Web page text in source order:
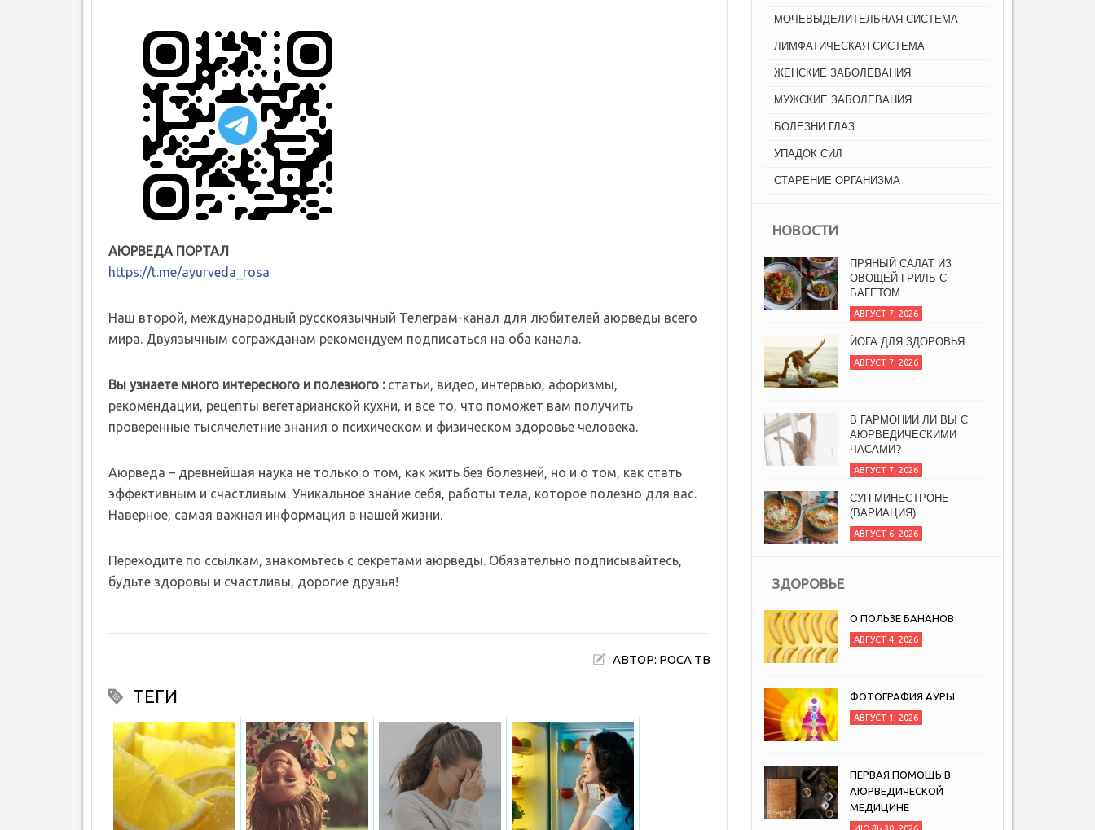
АЮРВЕДА ПОРТАЛ
https://t.me/ayurveda_rosa
Наш второй, международный русскоязычный Телеграм-канал для любителей аюрведы всего
мира. Двуязычным согражданам рекомендуем подписаться на оба канала.
Вы узнаете много интересного и полезного : статьи, видео, интервью, афоризмы,
рекомендации, рецепты вегетарианской кухни, и все то, что поможет вам получить
проверенные тысячелетние знания о психическом и физическом здоровье человека.
Аюрведа – древнейшая наука не только о том, как жить без болезней, но и о том, как стать
эффективным и счастливым. Уникальное знание себя, работы тела, которое полезно для вас.
Наверное, самая важная информация в нашей жизни.
Переходите по ссылкам, знакомьтесь с секретами аюрведы. Обязательно подписывайтесь,
будьте здоровы и счастливы, дорогие друзья!
АВТОР: РОСА ТВ
ТЕГИ
МОЧЕВЫДЕЛИТЕЛЬНАЯ СИСТЕМА
ЛИМФАТИЧЕСКАЯ СИСТЕМА
ЖЕНСКИЕ ЗАБОЛЕВАНИЯ
МУЖСКИЕ ЗАБОЛЕВАНИЯ
БОЛЕЗНИ ГЛАЗ
УПАДОК СИЛ
СТАРЕНИЕ ОРГАНИЗМА
НОВОСТИ
ПРЯНЫЙ САЛАТ ИЗ
ОВОЩЕЙ ГРИЛЬ С
БАГЕТОМ
АВГУСТ 7, 2026
ЙОГА ДЛЯ ЗДОРОВЬЯ
АВГУСТ 7, 2026
В ГАРМОНИИ ЛИ ВЫ С
АЮРВЕДИЧЕСКИМИ
ЧАСАМИ?
АВГУСТ 7, 2026
СУП МИНЕСТРОНЕ
(ВАРИАЦИЯ)
АВГУСТ 6, 2026
ЗДОРОВЬЕ
О ПОЛЬЗЕ БАНАНОВ
АВГУСТ 4, 2026
ФОТОГРАФИЯ АУРЫ
АВГУСТ 1, 2026
ПЕРВАЯ ПОМОЩЬ В
АЮРВЕДИЧЕСКОЙ
МЕДИЦИНЕ